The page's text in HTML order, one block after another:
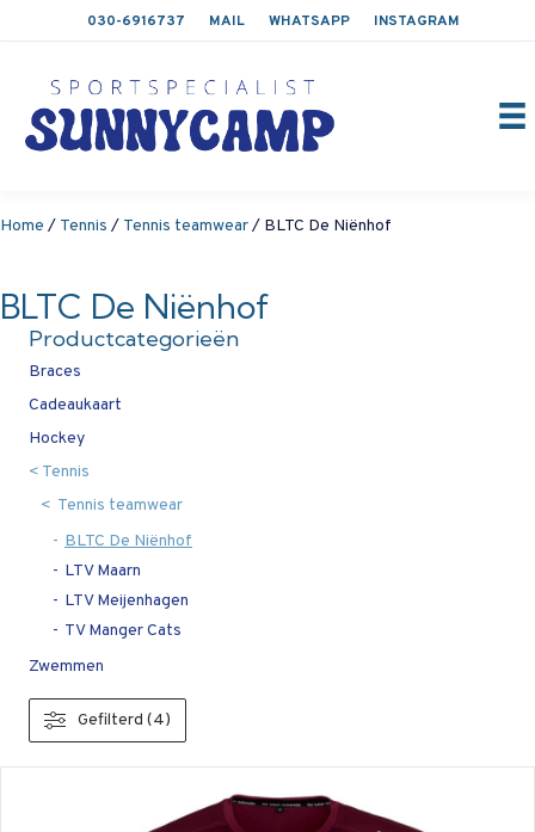
030-6916737 MAIL WHATSAPP INSTAGRAM
Home / Tennis / Tennis teamwear/ BLTC De Niënhof
BLTC De Niënhof
Productcategorieën
Braces
Cadeaukaart
Hockey
Tennis
Tennis teamwear
BLTC De Niënhof
LTV Maarn
LTV Meijenhagen
TV Manger Cats
Zwemmen
Gefilterd (4)